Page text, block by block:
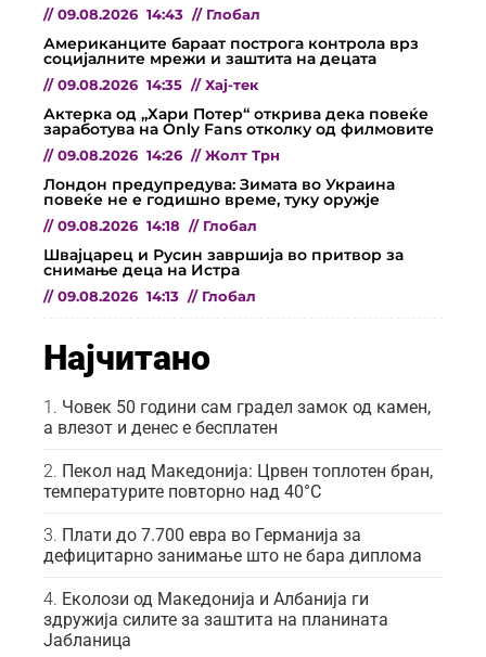
// 09.08.2026 14:43 // Глобал
Американците бараат построга контрола врз
социјалните мрежи и заштита на децата
// 09.08.2026 14:35 // Хај-тек
Актерка од „Хари Потер“ открива дека повеќе
заработува на Only Fans отколку од филмовите
// 09.08.2026 14:26 // Жолт Трн
Лондон предупредува: Зимата во Украина
повеќе не е годишно време, туку оружје
// 09.08.2026 14:18 // Глобал
Швајцарец и Русин завршија во притвор за
снимање деца на Истра
// 09.08.2026 14:13 // Глобал
Најчитано
Човек 50 години сам градел замок од камен,
а влезот и денес е бесплатен
Пекол над Македонија: Црвен топлотен бран,
температурите повторно над 40°C
Плати до 7.700 евра во Германија за
дефицитарно занимање што не бара диплома
Еколози од Македонија и Албанија ги
здружија силите за заштита на планината
Јабланица